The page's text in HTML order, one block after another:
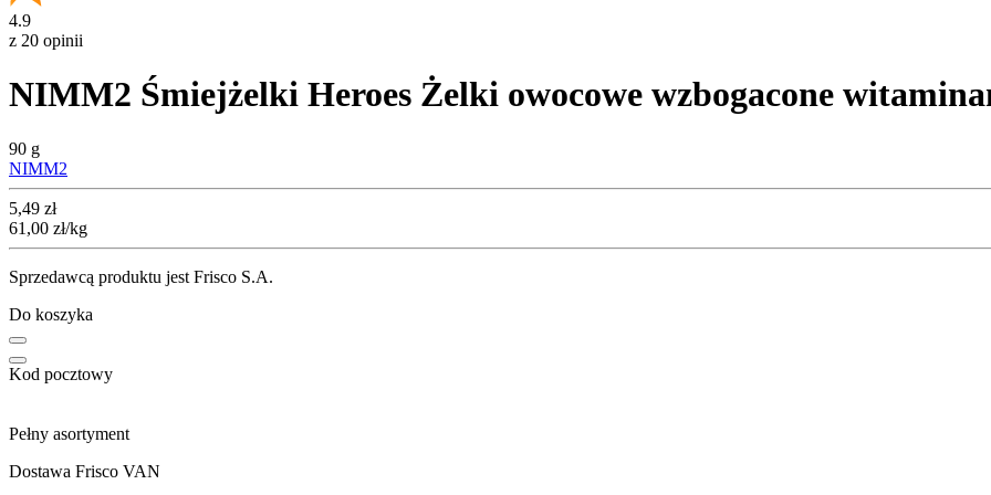
4.9
z 20 opinii
NIMM2 Śmiejżelki Heroes Żelki owocowe wzbogacone
90 g
NIMM2
Cena
5,49 zł
61,00 zł/kg
Sprzedawcą produktu jest Frisco S.A.
Do koszyka
Kod pocztowy
Pełny asortyment
Dostawa Frisco VAN